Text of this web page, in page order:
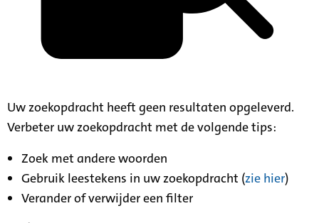
Uw zoekopdracht heeft geen resultaten opgeleverd.
Verbeter uw zoekopdracht met de volgende tips:
Zoek met andere woorden
Gebruik leestekens in uw zoekopdracht (zie hier)
Verander of verwijder een filter